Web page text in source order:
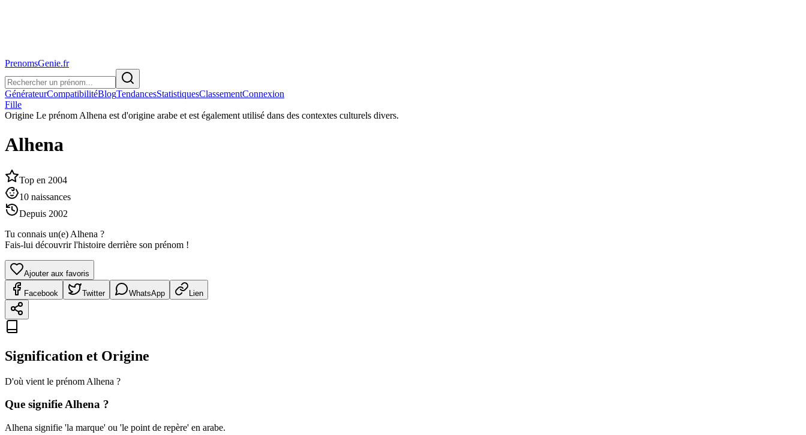
PrenomsGenie.fr
GénérateurCompatibilitéBlogTendancesStatistiquesClassementConnexion
Fille
Origine Le prénom Alhena est d'origine arabe et est également utilisé dans des contextes culturels divers.
Alhena
Top en 2004
10 naissances
Depuis 2002
Tu connais un(e) Alhena ?
Fais-lui découvrir l'histoire derrière son prénom !
Ajouter aux favoris
Facebook Twitter WhatsApp Lien
Signification et Origine
D'où vient le prénom Alhena ?
Que signifieAlhena ?
Alhena signifie 'la marque' ou 'le point de repère' en arabe.